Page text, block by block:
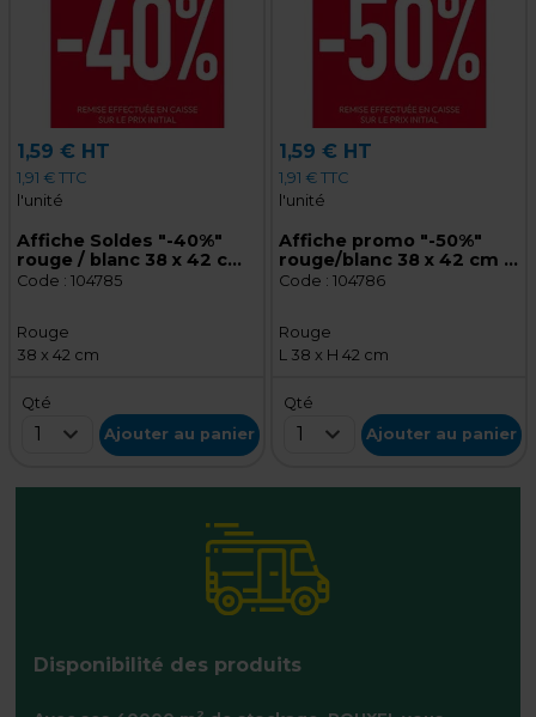
1,59 € HT
1,91 € TTC
l'unité
Affiche Soldes "-40%"
rouge / blanc 38 x 42 cm -
Affiche promo
Code : 104785
Rouge
38 x 42 cm
Qté
1 Ajouter au panier
1,59 € HT
1,91 € TTC
l'unité
Affiche promo "-50%"
rouge/blanc 38 x 42 cm -
Affiche Soldes
Code : 104786
Rouge
L 38 x H 42 cm
Qté
1 Ajouter au panier
Disponibilité des produits
2